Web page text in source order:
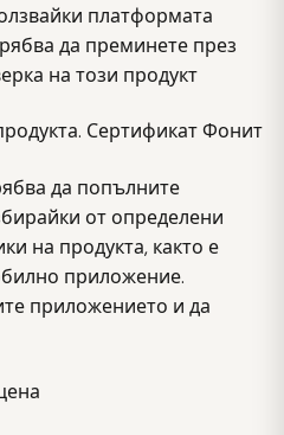
платформата
да преминете през
на този продукт
Сертификат Фонит
да попълните
от определени
на продукта, както е
приложение.
приложението и да